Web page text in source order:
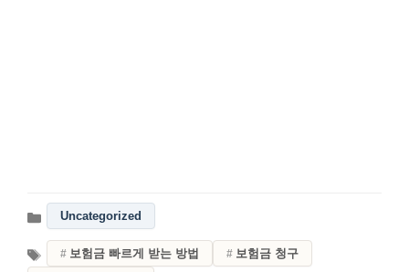
Uncategorized
보험금 빠르게 받는 방법
보험금 청구